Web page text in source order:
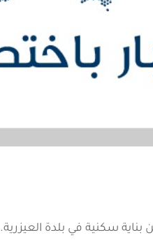
سكنية في بلدة العيزرية.